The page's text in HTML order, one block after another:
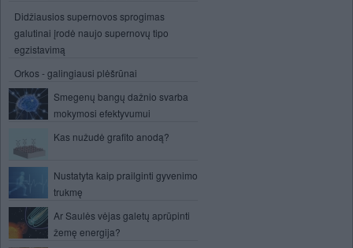
Didžiausios supernovos sprogimas
galutinai įrodė naujo supernovų tipo
egzistavimą
Orkos - galingiausi plėšrūnai
Smegenų bangų dažnio svarba
mokymosi efektyvumui
Kas nužudė grafito anodą?
Nustatyta kaip prailginti gyvenimo
trukmę
Ar Saulės vėjas galetų aprūpinti
žemę energija?